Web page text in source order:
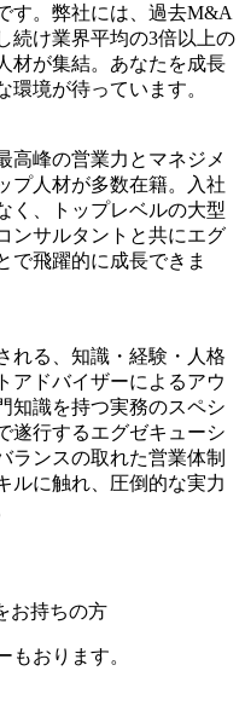
す。弊社には、過去M&A
続け業界平均の3倍以上の
材が集結。あなたを成長
環境が待っています。
高峰の営業力とマネジメ
プ人材が多数在籍。入社
く、トップレベルの大型
ンサルタントと共にエグ
で飛躍的に成長できま
れる、知識・経験・人格
アドバイザーによるアウ
知識を持つ実務のスペシ
遂行するエグゼキューシ
ランスの取れた営業体制
ルに触れ、圧倒的な実力
お持ちの方
おります。